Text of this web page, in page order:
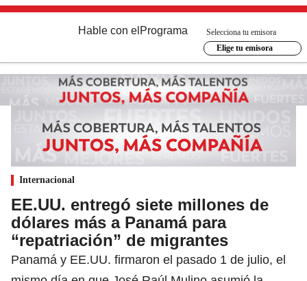
Hable con el Programa
Selecciona tu emisora
Elige tu emisora
Internacional
EE.UU. entregó siete millones de
dólares más a Panamá para
“repatriación” de migrantes
Panamá y EE.UU. firmaron el pasado 1 de julio, el